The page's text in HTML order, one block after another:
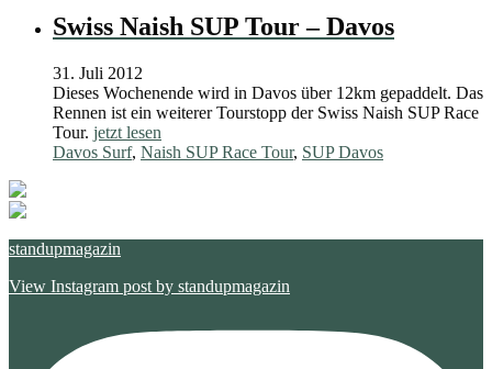
Swiss Naish SUP Tour – Davos
31. Juli 2012
Dieses Wochenende wird in Davos über 12km gepaddelt. Das
Rennen ist ein weiterer Tourstopp der Swiss Naish SUP Race
Tour. jetzt lesen
Davos Surf, Naish SUP Race Tour, SUP Davos
standupmagazin
View Instagram post by standupmagazin